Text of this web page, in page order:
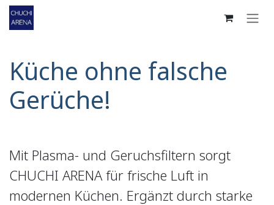
Zum Inhalt springen
Küche ohne falsche
Gerüche!
Mit Plasma- und Geruchsfiltern sorgt
CHUCHI ARENA für frische Luft in
modernen Küchen. Ergänzt durch starke